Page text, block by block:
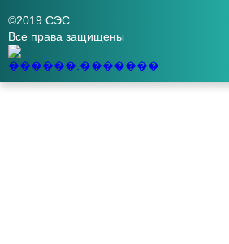
©2019 СЭС
Все права защищены